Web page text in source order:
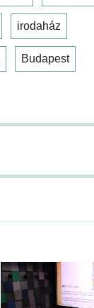
irodaház
Budapest